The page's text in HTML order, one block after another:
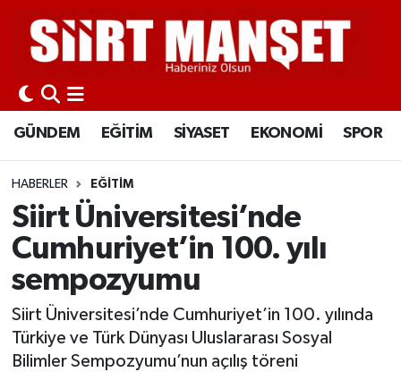
GÜNDEM EĞİTİM SİYASET EKONOMİ SPOR
HABERLER EĞİTİM
Siirt Üniversitesi’nde
Cumhuriyet’in 100. yılı
sempozyumu
Siirt Üniversitesi’nde Cumhuriyet’in 100. yılında
Türkiye ve Türk Dünyası Uluslararası Sosyal
Bilimler Sempozyumu’nun açılış töreni
GÜNDEM
EĞİTİM
SİYASET
EKONOMİ
SPOR
İLÇELER
KÜLTÜR-SANAT
Siirt Nöbetçi Eczaneler
Siirt Hava Durumu
Siirt Namaz Vakitleri
Siirt Trafik Yoğunluk Haritası
Süper Lig Puan Durumu ve Fikstür
Tüm Manşetler
Son Dakika Haberleri